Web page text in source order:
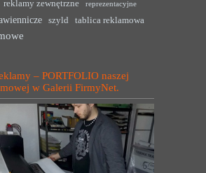
reklamy zewnętrzne reprezentacyjne
szyld tablica reklamowa
– PORTFOLIO naszej
w Galerii FirmyNet.